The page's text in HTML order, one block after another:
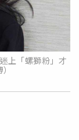
上「螺獅粉」才